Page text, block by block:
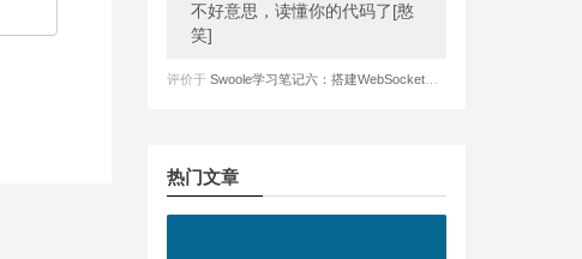
不好意思，读懂你的代码了[憨
笑]
评价于 Swoole学习笔记六：搭建WebSocket长连接 之 服务端实现强制心跳检测
热门文章